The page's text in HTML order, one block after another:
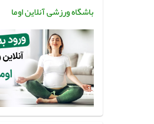
باشگاه ورزشی آنلاین اوما